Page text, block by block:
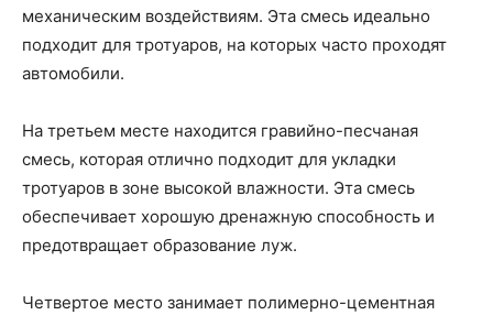
механическим воздействиям. Эта смесь идеально
подходит для тротуаров, на которых часто проходят
автомобили.
На третьем месте находится гравийно-песчаная
смесь, которая отлично подходит для укладки
тротуаров в зоне высокой влажности. Эта смесь
обеспечивает хорошую дренажную способность и
предотвращает образование луж.
Четвертое место занимает полимерно-цементная